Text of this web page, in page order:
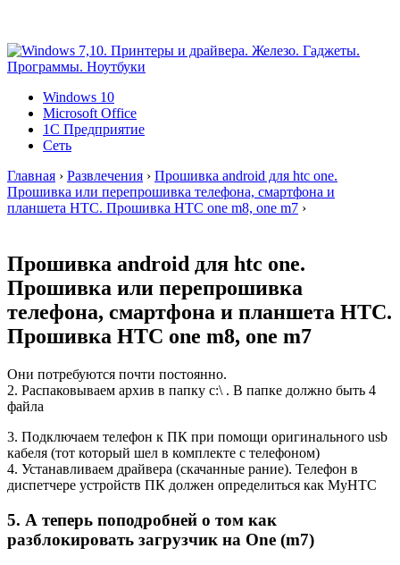
Windows 10
Microsoft Office
1C Предприятие
Сеть
Главная › Развлечения › Прошивка android для htc one.
Прошивка или перепрошивка телефона, смартфона и
планшета HTC. Прошивка HTC one m8, one m7 ›
Прошивка android для htc one.
Прошивка или перепрошивка
телефона, смартфона и планшета HTC.
Прошивка HTC one m8, one m7
Они потребуются почти постоянно.
2. Распаковываем архив в папку c:\ . В папке должно быть 4
файла
3. Подключаем телефон к ПК при помощи оригинального usb
кабеля (тот который шел в комплекте с телефоном)
4. Устанавливаем драйвера (скачанные рание). Телефон в
диспетчере устройств ПК должен определиться как MyHTC
5. А теперь поподробней о том как
разблокировать загрузчик на One (m7)